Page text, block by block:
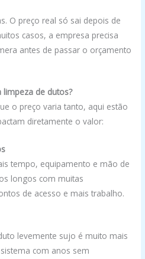
O preço real só sai depois de
casos, a empresa precisa
antes de passar o orçamento
limpeza de dutos?
o preço varia tanto, aqui estão
diretamente o valor:
tempo, equipamento e mão de
longos com muitas
de acesso e mais trabalho.
levemente sujo é muito mais
com anos sem